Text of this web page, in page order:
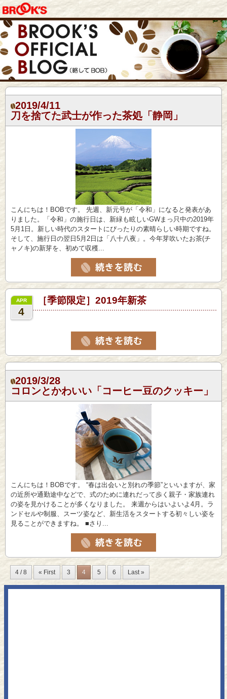
2019/4/11
刀を捨てた武士が作った茶処「静岡」
こんにちは！BOBです。 先週、新元号が「令和」になると発表があ
りました。「令和」の施行日は、新緑も眩しいGWまっ只中の2019年
5月1日。新しい時代のスタートにぴったりの素晴らしい時期ですね。
そして、施行日の翌日5月2日は「八十八夜」。今年芽吹いたお茶(チ
ャノキ)の新芽を、初めて収穫...
APR
4
［季節限定］2019年新茶
2019/3/28
コロンとかわいい「コーヒー豆のクッキー」
こんにちは！BOBです。 “春は出会いと別れの季節”といいますが、家
の近所や通勤途中などで、式のために連れだって歩く親子・家族連れ
の姿を見かけることが多くなりました。 来週からはいよいよ4月。ラ
ンドセルや制服、スーツ姿など、新生活をスタートする初々しい姿を
見ることができますね。 ■さり...
4 / 8 « First 3 4 5 6 Last »